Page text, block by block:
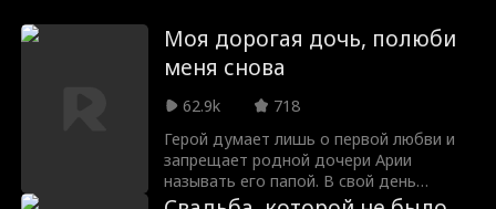
Моя дорогая дочь, полюби
меня снова
62.9k
718
Герой думает лишь о первой любви и
запрещает родной дочери Арии
называть его папой. В свой день
рождения девочка ждет его весь день,